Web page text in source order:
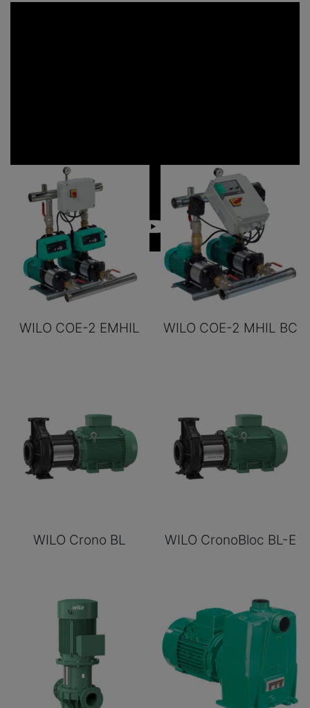
WILO COE-2 EMHIL WILO COE-2 MHIL BC
WILO Crono BL WILO CronoBloc BL-E